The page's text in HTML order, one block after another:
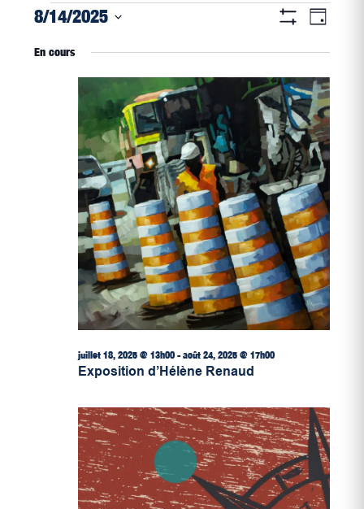
Évènements
for
2025
Filtres vues
Jour
8/14/2025
une
En cours
Exposition d’Hélène Renaud
juillet 18, 2025 @ 13h00- août 24, 2025 @ 17h00